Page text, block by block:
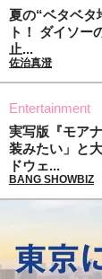
夏の“ベタベタ
ト！ ダイソー
止...
佐治真澄
Entertainment
実写版『モア
装みたい」と
ドウェ...
BANG SHOWBIZ